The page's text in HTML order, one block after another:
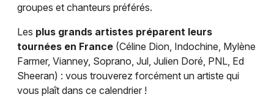
groupes et chanteurs préférés.
Les plus grands artistes préparent leurs
tournées en France (Céline Dion, Indochine, Mylène
Farmer, Vianney, Soprano, Jul, Julien Doré, PNL, Ed
Sheeran) : vous trouverez forcément un artiste qui
vous plaît dans ce calendrier !